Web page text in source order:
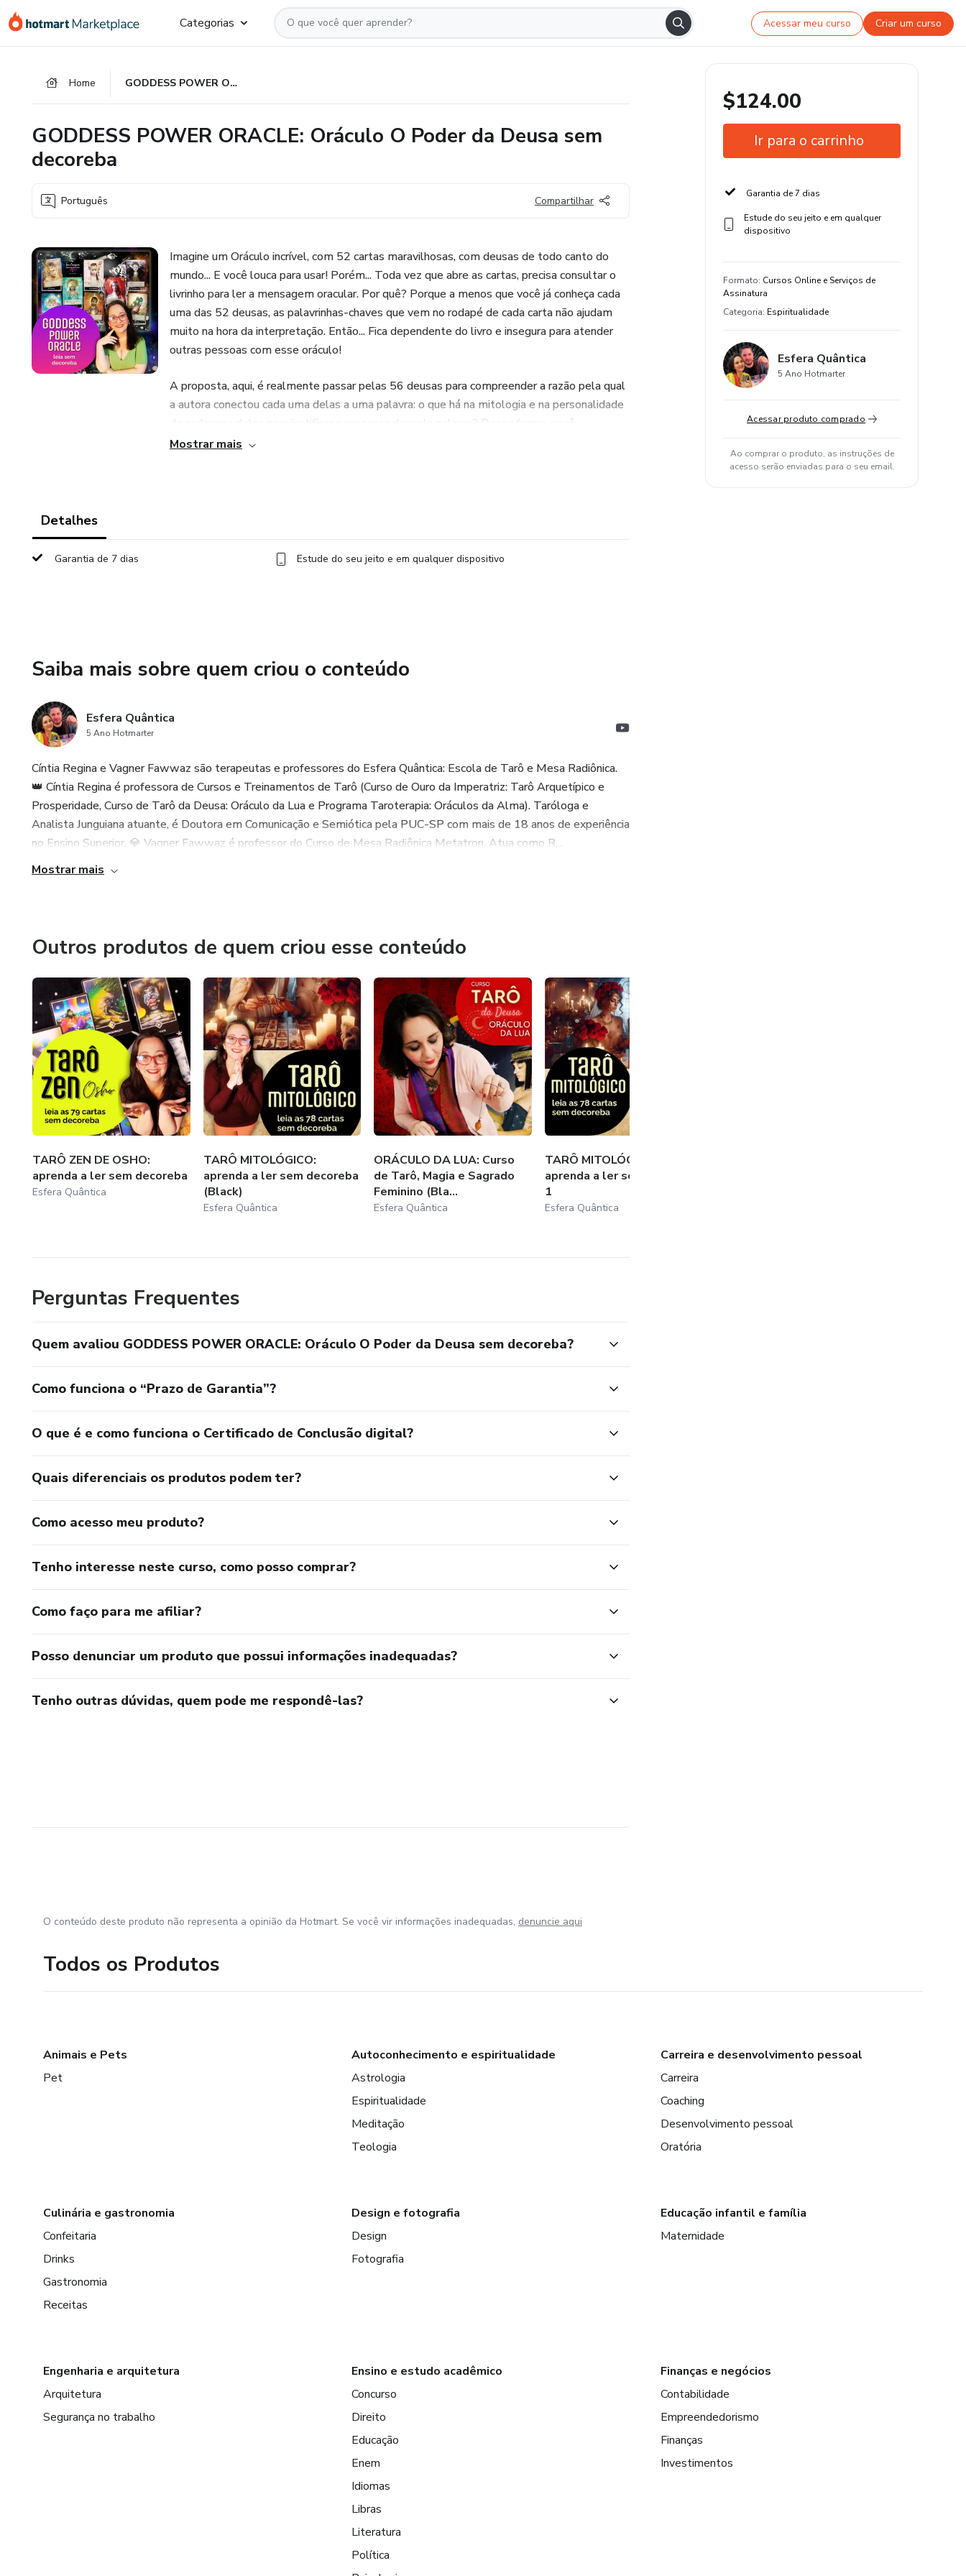
para
para
para
Categorias Acessar meu curso Criar um curso
Home GODDESS POWER ORACLE: Oráculo O Poder da Deusa sem decoreba
GODDESS POWER ORACLE: Oráculo O Poder da Deusa sem
decoreba
Português Compartilhar
Imagine um Oráculo incrível, com 52 cartas maravilhosas, com deusas de todo canto do
mundo... E você louca para usar! Porém... Toda vez que abre as cartas, precisa consultar o
livrinho para ler a mensagem oracular. Por quê? Porque a menos que você já conheça cada
uma das 52 deusas, as palavrinhas-chaves que vem no rodapé de cada carta não ajudam
muito na hora da interpretação. Então... Fica dependente do livro e insegura para atender
outras pessoas com esse oráculo!
A proposta, aqui, é realmente passar pelas 56 deusas para compreender a razão pela qual
a autora conectou cada uma delas a uma palavra: o que há na mitologia e na personalidade
de cada uma delas para justificar a presença daquela palavra? Dessa forma, você
enriquecerá seu repertório e conseguirá expandir a sua interpretação!
Mostrar mais
Detalhes
Garantia de 7 dias Estude do seu jeito e em qualquer dispositivo
Saiba mais sobre quem criou o conteúdo
Esfera Quântica
5 Ano Hotmarter
Cíntia Regina e Vagner Fawwaz são terapeutas e professores do Esfera Quântica: Escola de Tarô e Mesa Radiônica.
👑 Cíntia Regina é professora de Cursos e Treinamentos de Tarô (Curso de Ouro da Imperatriz: Tarô Arquetípico e
Prosperidade, Curso de Tarô da Deusa: Oráculo da Lua e Programa Taroterapia: Oráculos da Alma). Taróloga e
Analista Junguiana atuante, é Doutora em Comunicação e Semiótica pela PUC-SP com mais de 18 anos de experiência
no Ensino Superior. 💎 Vagner Fawwaz é professor do Curso de Mesa Radiônica Metatron. Atua como R...
Mostrar mais
Outros produtos de quem criou esse conteúdo
TARÔ ZEN DE OSHO:
aprenda a ler sem decoreba
Esfera Quântica
TARÔ MITOLÓGICO:
aprenda a ler sem decoreba
(Black)
Esfera Quântica
ORÁCULO DA LUA: Curso
de Tarô, Magia e Sagrado
Feminino (Bla...
Esfera Quântica
TARÔ MITOLÓGICO:
aprenda a ler sem decoreba
1
Esfera Quântica
Perguntas Frequentes
Quem avaliou GODDESS POWER ORACLE: Oráculo O Poder da Deusa sem decoreba?
Como funciona o “Prazo de Garantia”?
O que é e como funciona o Certificado de Conclusão digital?
Quais diferenciais os produtos podem ter?
Como acesso meu produto?
Tenho interesse neste curso, como posso comprar?
Como faço para me afiliar?
Posso denunciar um produto que possui informações inadequadas?
Tenho outras dúvidas, quem pode me respondê-las?
$124.00
Ir para o carrinho
Garantia de 7 dias
Estude do seu jeito e em qualquer
dispositivo
Formato: Cursos Online e Serviços de
Assinatura
Categoria: Espiritualidade
Esfera Quântica
5 Ano Hotmarter
Acessar produto comprado
Ao comprar o produto, as instruções de
acesso serão enviadas para o seu email.
O conteúdo deste produto não representa a opinião da Hotmart. Se você vir informações inadequadas, denuncie aqui
Todos os Produtos
Animais e Pets
Pet
Autoconhecimento e espiritualidade
Astrologia
Espiritualidade
Meditação
Teologia
Carreira e desenvolvimento pessoal
Carreira
Coaching
Desenvolvimento pessoal
Oratória
Culinária e gastronomia
Confeitaria
Drinks
Gastronomia
Receitas
Design e fotografia
Design
Fotografia
Educação infantil e família
Maternidade
Engenharia e arquitetura
Arquitetura
Segurança no trabalho
Ensino e estudo acadêmico
Concurso
Direito
Educação
Enem
Idiomas
Libras
Literatura
Política
Finanças e negócios
Contabilidade
Empreendedorismo
Finanças
Investimentos